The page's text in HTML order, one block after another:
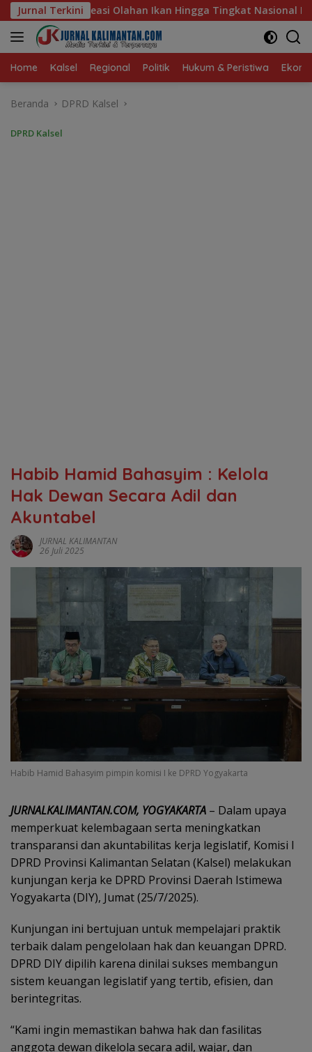
Langsung
ke
konten
Jurnal Terkini
Hingga Tingkat Nasional Pada Lomba Masak Serba Ikan
Home Kalsel Regional Politik Hukum & Peristiwa
Beranda DPRD Kalsel
DPRD Kalsel
Habib Hamid Bahasyim : Kelola
Hak Dewan Secara Adil dan
Akuntabel
JURNAL KALIMANTAN
26 Juli 2025
Habib Hamid Bahasyim pimpin komisi I ke DPRD Yogyakarta
JURNALKALIMANTAN.COM, YOGYAKARTA – Dalam upaya
memperkuat kelembagaan serta meningkatkan
transparansi dan akuntabilitas kerja legislatif, Komisi I
DPRD Provinsi Kalimantan Selatan (Kalsel) melakukan
kunjungan kerja ke DPRD Provinsi Daerah Istimewa
Yogyakarta (DIY), Jumat (25/7/2025).
Kunjungan ini bertujuan untuk mempelajari praktik
terbaik dalam pengelolaan hak dan keuangan DPRD.
DPRD DIY dipilih karena dinilai sukses membangun
sistem keuangan legislatif yang tertib, efisien, dan
berintegritas.
“Kami ingin memastikan bahwa hak dan fasilitas
anggota dewan dikelola secara adil, wajar, dan